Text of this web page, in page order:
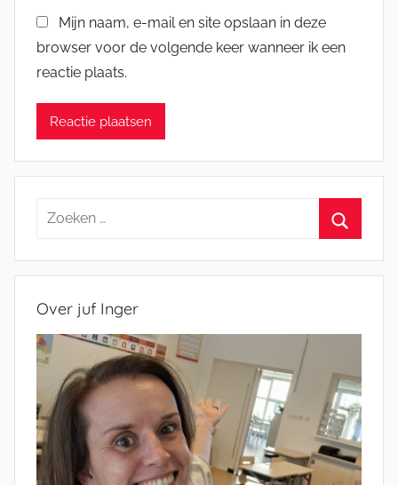
Mijn naam, e-mail en site opslaan in deze
browser voor de volgende keer wanneer ik een
reactie plaats.
Zoeken
Over juf Inger